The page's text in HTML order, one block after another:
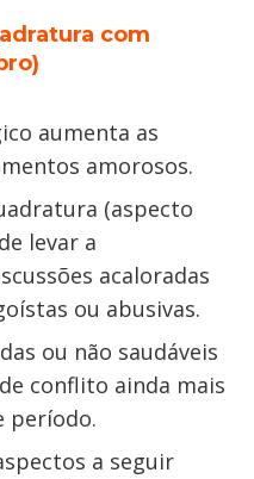
com
aumenta as
amorosos.
(aspecto
levar a
acaloradas
ou abusivas.
ou não saudáveis
conflito ainda mais
período.
a seguir